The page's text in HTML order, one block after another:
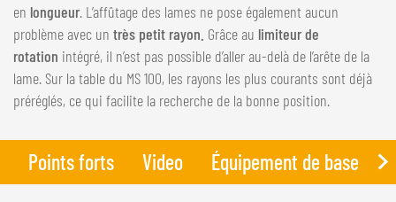
en longueur. L’affûtage des lames ne pose également aucun
problème avec un très petit rayon. Grâce au limiteur de
rotation intégré, il n’est pas possible d’aller au-delà de l’arête de la
lame. Sur la table du MS 100, les rayons les plus courants sont déjà
préréglés, ce qui facilite la recherche de la bonne position.
Points forts Video Équipement de base